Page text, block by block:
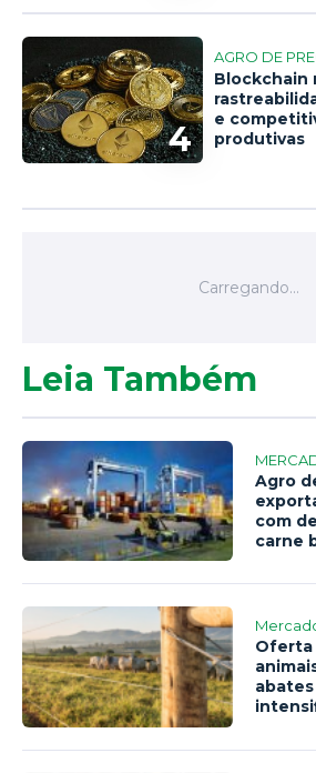
4
AGRO DE
Blockchain
e
produtivas
Leia Também
Agro
com
carne
Oferta